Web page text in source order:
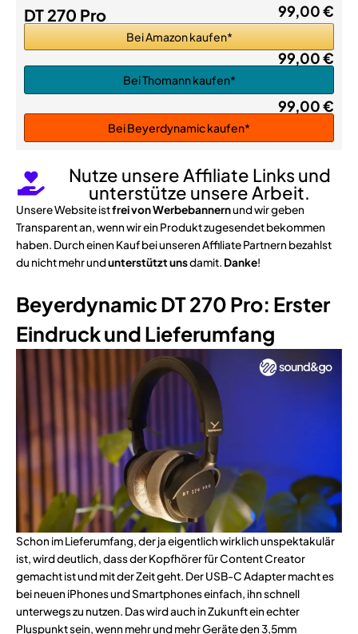
DT 270 Pro 99,00 €
Bei Amazon kaufen*
99,00 €
Bei Thomann kaufen*
99,00 €
Bei Beyerdynamic kaufen*
Nutze unsere Affiliate Links und
unterstütze unsere Arbeit.
Unsere Website istfrei von Werbebannernund wir geben
Transparent an, wenn wir ein Produkt zugesendet bekommen
haben. Durch einen Kauf bei unseren Affiliate Partnern bezahlst
du nicht mehr undunterstützt unsdamit. Danke!
Beyerdynamic DT 270 Pro: Erster
Eindruck und Lieferumfang
Schon im Lieferumfang, der ja eigentlich wirklich unspektakulär
ist, wird deutlich, dass der Kopfhörer für Content Creator
gemacht ist und mit der Zeit geht. Der USB-C Adapter macht es
bei neuen iPhones und Smartphones einfach, ihn schnell
unterwegs zu nutzen. Das wird auch in Zukunft ein echter
Pluspunkt sein, wenn mehr und mehr Geräte den 3,5mm